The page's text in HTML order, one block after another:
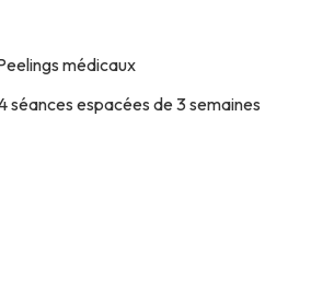
médicaux
séances espacées de 3 semaines